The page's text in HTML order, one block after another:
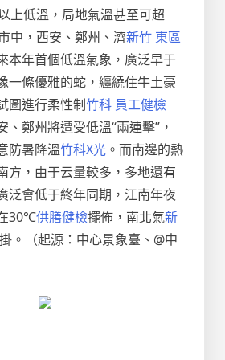
上低溫，局地氣溫甚至可超
中，西安、鄭州、濟新竹 東區
本年首個低溫氣象，廣泛早于
一條優雅的蛇，纏繞住牛土豪
圖進行柔性制竹科 員工健檢
、鄭州將遭受低溫“兩連擊”，
防暑降溫竹科X光 。而南邊的熱
方，由于云量較多，多地還有
泛會低于終年同期，江南年夜
30℃供膳健檢擺佈，南北氣新
。（起源：中心景象臺、@中